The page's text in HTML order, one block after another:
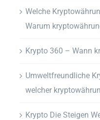
Welche
Warum
Krypto 360 – Wann
Umweltfreundliche
welcher
Krypto Die Steigen